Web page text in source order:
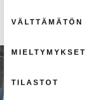
valinta
VÄLTTÄMÄTÖN
MIELTYMYKSET
TILASTOT